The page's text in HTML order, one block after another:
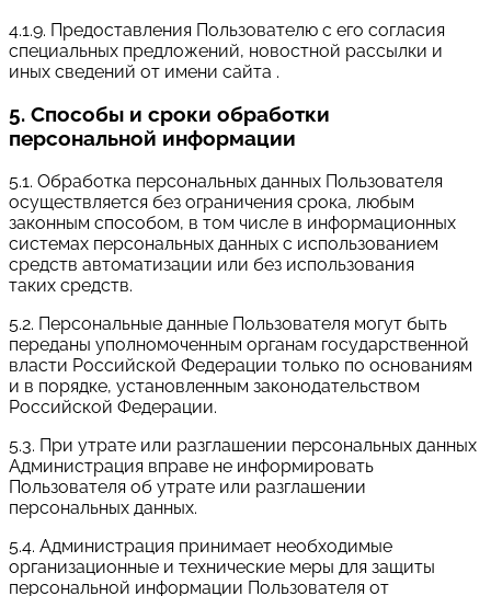
4.1.9. Предоставления Пользователю с его согласия
специальных предложений, новостной рассылки и
иных сведений от имени сайта .
5. Способы и сроки обработки
персональной информации
5.1. Обработка персональных данных Пользователя
осуществляется без ограничения срока, любым
законным способом, в том числе в информационных
системах персональных данных с использованием
средств автоматизации или без использования
таких средств.
5.2. Персональные данные Пользователя могут быть
переданы уполномоченным органам государственной
власти Российской Федерации только по основаниям
и в порядке, установленным законодательством
Российской Федерации.
5.3. При утрате или разглашении персональных данных
Администрация вправе не информировать
Пользователя об утрате или разглашении
персональных данных.
5.4. Администрация принимает необходимые
организационные и технические меры для защиты
персональной информации Пользователя от